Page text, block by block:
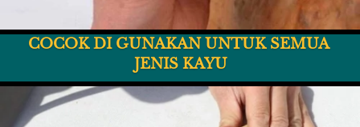
COCOK DI GUNAKAN UNTUK SEMUA
JENIS KAYU